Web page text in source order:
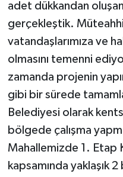
adet dükkandan
gerçekleştik.
vatandaşlarımıza ve
olmasını temenni
zamanda projenin
gibi bir sürede
Belediyesi olarak
bölgede çalışma
Mahallemizde 1. Etap
kapsamında yaklaşık